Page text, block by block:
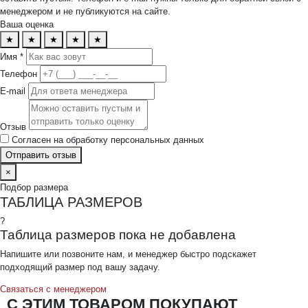
менеджером и не публикуются на сайте.
Ваша оценка
★
★ ★ ★
★
Имя *
Телефон
E-mail
Отзыв
Согласен на обработку персональных данных
Отправить отзыв
×
Подбор размера
ТАБЛИЦА РАЗМЕРОВ
?
Таблица размеров пока не добавлена
Напишите или позвоните нам, и менеджер быстро подскажет
подходящий размер под вашу задачу.
Связаться с менеджером
С ЭТИМ ТОВАРОМ ПОКУПАЮТ